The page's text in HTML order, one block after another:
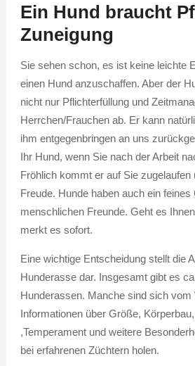
Ein Hund braucht
Zuneigung
Sie sehen schon, es ist keine leichte
einen Hund anzuschaffen. Aber der
nicht nur Pflichterfüllung und
Herrchen/Frauchen ab. Er kann
ihm entgegenbringen an uns
Ihr Hund, wenn Sie nach der Arbeit
Fröhlich kommt er auf Sie zugelaufen
Freude. Hunde haben auch ein feines
menschlichen Freunde. Geht es
merkt es sofort.
Eine wichtige Entscheidung stellt die
Hunderasse dar. Insgesamt gibt es
Hunderassen. Manche sind sich vom
Informationen über Größe,
,Temperament und weitere
bei erfahrenen Züchtern holen.